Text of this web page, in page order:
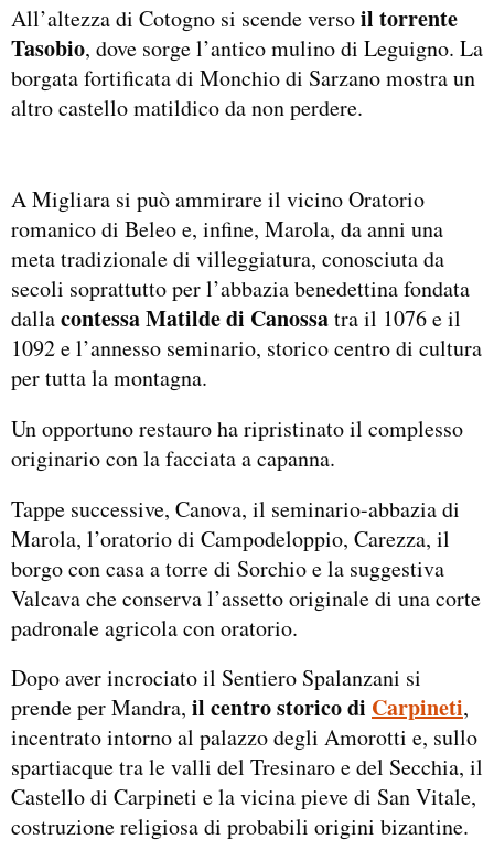
All’altezza di Cotogno si scende versoil torrente
Tasobio, dove sorge l’antico mulino di Leguigno. La
borgata fortificata di Monchio di Sarzano mostra un
altro castello matildico da non perdere.
A Migliara si può ammirare il vicino Oratorio
romanico di Beleo e, infine, Marola, da anni una
meta tradizionale di villeggiatura, conosciuta da
secoli soprattutto per l’abbazia benedettina fondata
dallacontessa Matilde di Canossatra il 1076 e il
1092 e l’annesso seminario, storico centro di cultura
per tutta la montagna.
Un opportuno restauro ha ripristinato il complesso
originario con la facciata a capanna.
Tappe successive, Canova, il seminario-abbazia di
Marola, l’oratorio di Campodeloppio, Carezza, il
borgo con casa a torre di Sorchio e la suggestiva
Valcava che conserva l’assetto originale di una corte
padronale agricola con oratorio.
Dopo aver incrociato il Sentiero Spalanzani si
prende per Mandra, il centro storico di Carpineti,
incentrato intorno al palazzo degli Amorotti e, sullo
spartiacque tra le valli del Tresinaro e del Secchia, il
Castello di Carpineti e la vicina pieve di San Vitale,
costruzione religiosa di probabili origini bizantine.